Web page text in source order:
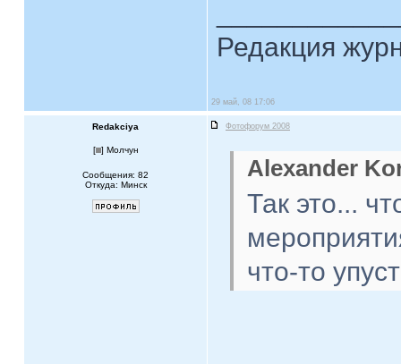
Редакция
29 май, 08 17:06
Redakciya Фотофорум 2008
[ ] Молчун
Сообщения: 82
Откуда: Минск
Alexander
Так это...
что-то